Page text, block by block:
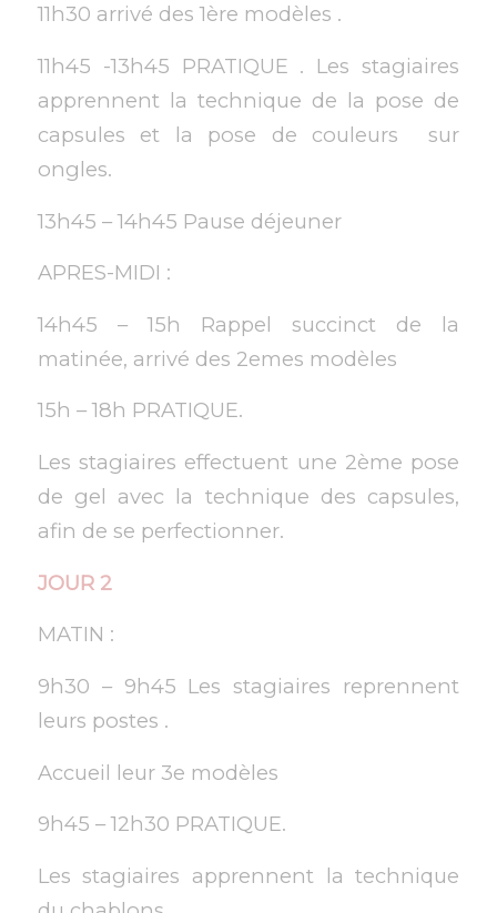
11h30 arrivé des 1ère modèles .
11h45 -13h45 PRATIQUE . Les stagiaires
apprennent la technique de la pose de
capsules et la pose de couleurs sur
ongles.
13h45 – 14h45 Pause déjeuner
APRES-MIDI :
14h45 – 15h Rappel succinct de la
matinée, arrivé des 2emes modèles
15h – 18h PRATIQUE.
Les stagiaires effectuent une 2ème pose
de gel avec la technique des capsules,
afin de se perfectionner.
JOUR 2
MATIN :
9h30 – 9h45 Les stagiaires reprennent
leurs postes .
Accueil leur 3e modèles
9h45 – 12h30 PRATIQUE.
Les stagiaires apprennent la technique